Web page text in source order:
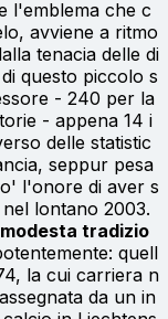
l'emblema che c
avviene a ritmo
tenacia delle di
questo piccolo s
- 240 per la
- appena 14 i
delle statistic
seppur pesa
l'onore di aver s
nel lontano 2003.
tradizio
quell
la cui carriera n
da un in